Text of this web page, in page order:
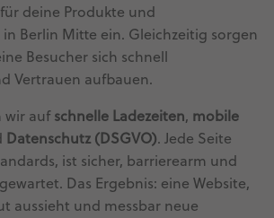
deine Produkte und
Berlin Mitte ein. Gleichzeitig sorgen
Besucher sich schnell
Vertrauen aufbauen.
wir auf schnelle Ladezeiten, mobile
Datenschutz (DSGVO). Jede Seite
ist sicher, barrierearm und
Das Ergebnis: eine Website,
aussieht und messbar neue